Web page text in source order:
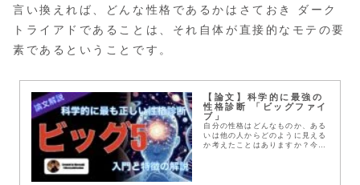
言い換えれば、どんな性格であるかはさておき ダーク
トライアドであることは、それ自体が直接的なモテの要
素であるということです。
【論文】科学的に最強の
性格診断 「ビッグファイ
ブ」
自分の性格はどんなものか、ある
いは他の人からどのように見える
か考えたことはありますか？今回